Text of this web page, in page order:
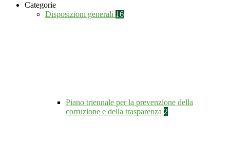
Categorie
Disposizioni generali 16
Piano triennale per la prevenzione della
corruzione e della trasparenza 2